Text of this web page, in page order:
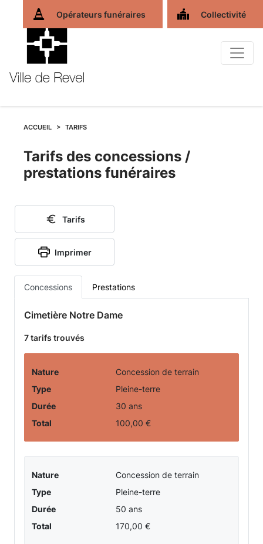
Opérateurs funéraires Collectivité
ACCUEIL TARIFS
Tarifs
des
concessions
et
prestations
funéraires
-
Cimetière
de
la
commune
de
REVEL
31
Tarifs des concessions /
prestations funéraires
Concessions Prestations
Cimetière Notre Dame
7 tarifs trouvés
Nature
Concession de terrain
Type
Pleine-terre
Durée
30 ans
Total
100,00 €
Nature
Concession de terrain
Type
Pleine-terre
Durée
50 ans
Total
170,00 €
Tarifs
Imprimer